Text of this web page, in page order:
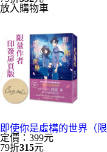
放入購物車
即使你是虛構的世界（
定價：399元
79折315元